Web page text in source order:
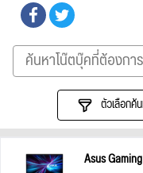
ตัวเลือกค้
Asus